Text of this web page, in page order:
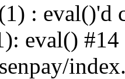
: eval()'d
eval() #14